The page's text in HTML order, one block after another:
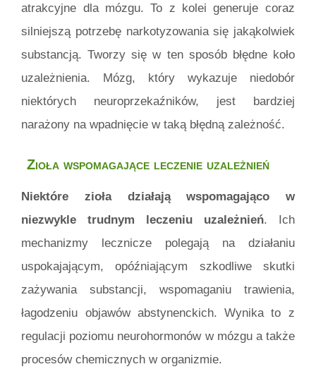
atrakcyjne dla mózgu. To z kolei generuje coraz
silniejszą potrzebę narkotyzowania się jakąkolwiek
substancją. Tworzy się w ten sposób błędne koło
uzależnienia. Mózg, który wykazuje niedobór
niektórych neuroprzekaźników, jest bardziej
narażony na wpadnięcie w taką błędną zależność.
Zioła wspomagające leczenie uzależnień
Niektóre zioła działają wspomagająco w
niezwykle trudnym leczeniu uzależnień. Ich
mechanizmy lecznicze polegają na działaniu
uspokajającym, opóźniającym szkodliwe skutki
zażywania substancji, wspomaganiu trawienia,
łagodzeniu objawów abstynenckich. Wynika to z
regulacji poziomu neurohormonów w mózgu a także
procesów chemicznych w organizmie.